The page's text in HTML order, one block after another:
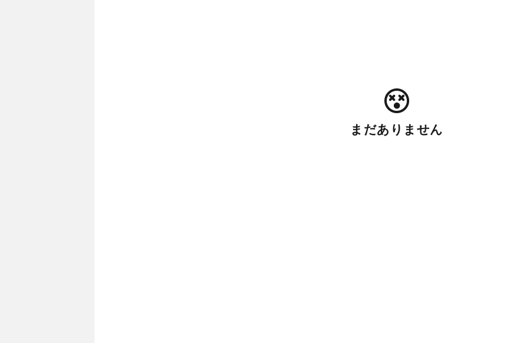
まだありません